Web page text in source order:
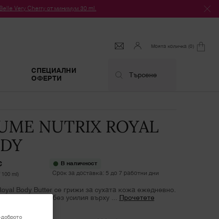
Very Cherry от минимум 30 ml.
Моята количка 0
0 продукт
СПЕЦИАЛНИ
ОФЕРТИ
Търсене
NUTRIX ROYAL
ml)
В наличност
Срок за доставка: 5 до 7 работни дни
Body Butter се грижи за сухата кожа ежедневно.
се разтапя без усилия върху ...
Прочетете